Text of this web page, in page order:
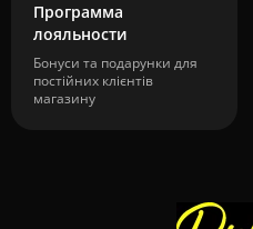
Программа
лояльности
Бонуси та подарунки для
постійних клієнтів
магазину